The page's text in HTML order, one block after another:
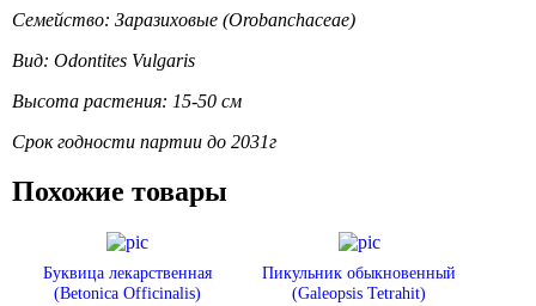
Семейство: Заразиховые (Orobanchaceae)
Вид: Odontites Vulgaris
Высота растения: 15-50 см
Срок годности партии до 2031г
Похожие товары
Буквица лекарственная
(Betonica Officinalis)
Пикульник обыкновенный
(Galeopsis Tetrahit)